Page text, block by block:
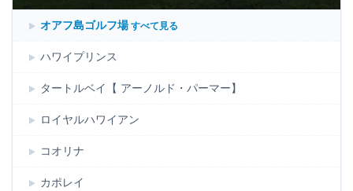
オアフ島ゴルフ場すべて見る
ハワイプリンス
タートルベイ【 アーノルド・パーマー】
ロイヤルハワイアン
コオリナ
カポレイ